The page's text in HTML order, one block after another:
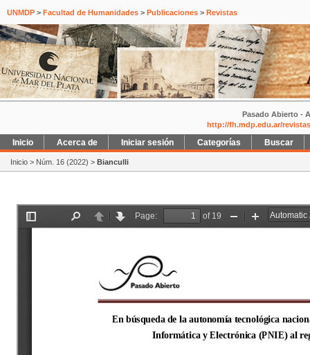
UNMDP > Facultad de Humanidades > Publicaciones > Revistas
Pasado Abierto -
http://fh.mdp.edu.ar/
Inicio Acerca de Iniciar sesión Categorías Buscar
Inicio > Núm. 16 (2022) > Bianculli